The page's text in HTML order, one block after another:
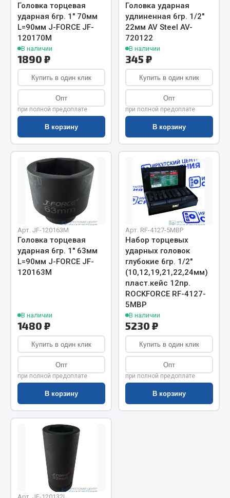
Весь раздел
Цепи подъёмные
Весь раздел
Кольца уплотнительные
Паронит
Патрубки
Прокладки
Рукава высокого давления
Показать ещё
Весь раздел
Автомобильная электрика
Автолампы
Блоки реле и предохранителей
Вилки нагрузочные
Выключатели и переключатели клавишные
Выключатели кнопочные
Выключатель массы
Изолента
Показать ещё
Весь раздел
Запчасти на полуприцепы
Головка торцевая
ударная 6гр. 1" 70мм
L=90мм J-FORCE JF-
120170M
В наличии
1890 ₽
Купить в один клик
Опт
при полной предоплате
В корзину
Головка ударная
удлиненная 6гр. 1/2"
22мм AV Steel AV-
720122
В наличии
345 ₽
Купить в один клик
Опт
при полной предоплате
В корзину
Арт. JF-120163M
Головка торцевая
ударная 6гр. 1" 63мм
L=90мм J-FORCE JF-
120163M
В наличии
1480 ₽
Купить в один клик
Опт
при полной предоплате
В корзину
Арт. RF-4127-5МВР
Набор торцевых
ударных головок
глубокие 6гр. 1/2"
(10,12,19,21,22,24мм)
пласт.кейс 12пр.
ROCKFORCE RF-4127-
5МВР
В наличии
5230 ₽
Купить в один клик
Опт
при полной предоплате
В корзину